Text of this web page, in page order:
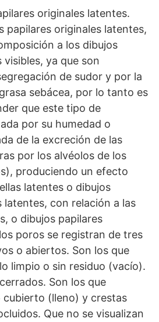
originales latentes.
papilares originales latentes,
a los dibujos
visibles, ya que son
de sudor y por la
sebácea, por lo tanto es
que este tipo de
por su humedad o
de la excreción de las
por los alvéolos de los
produciendo un efecto
latentes o dibujos
latentes, con relación a las
o dibujos papilares
poros se registran de tres
o abiertos. Son los que
limpio o sin residuo (vacío).
Son los que
cubierto (lleno) y crestas
Que no se visualizan